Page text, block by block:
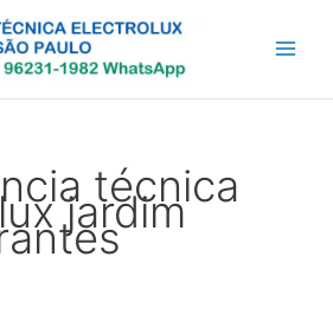
técnica
jardim